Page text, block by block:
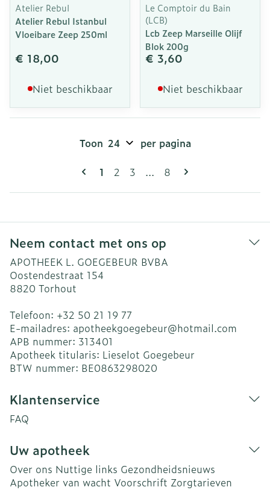
Atelier Rebul
Atelier Rebul Istanbul
Vloeibare Zeep 250ml
€ 18,00
Niet beschikbaar
Le Comptoir du Bain
(LCB)
Lcb Zeep Marseille Olijf
Blok 200g
€ 3,60
Niet beschikbaar
Pagina's
U lees momenteel pagina
1 Pagina
2 Pagina
3 ... Pagina
8
Toon per pagina
Neem contact met ons op
APOTHEEK L. GOEGEBEUR BVBA
Oostendestraat 154
8820 Torhout
Telefoon: +32 50 21 19 77
E-mailadres: apotheekgoegebeur@hotmail.com
APB nummer: 313401
Apotheek titularis: Lieselot Goegebeur
BTW nummer: BE0863298020
Klantenservice
FAQ
Uw apotheek
Over ons Nuttige links Gezondheidsnieuws
Apotheker van wacht Voorschrift Zorgtarieven